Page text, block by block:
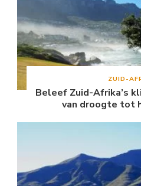
ZUID-
Beleef Zuid-Afrika’s
van droogte tot